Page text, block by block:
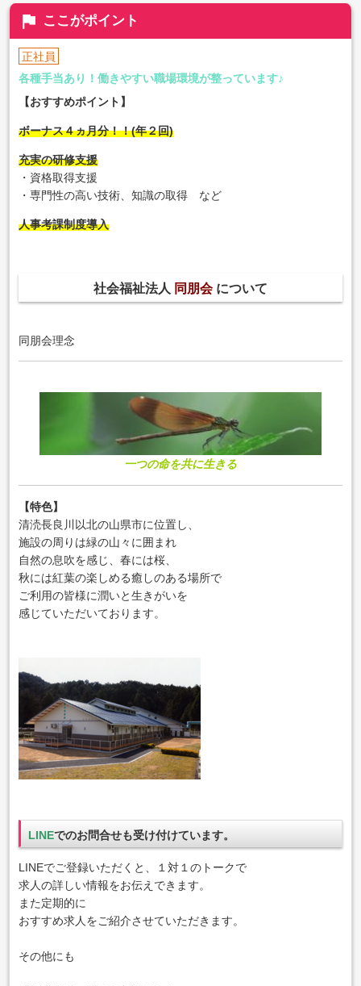
flag ここがポイント
正社員
各種手当あり！働きやすい職場環境が整っています♪
【おすすめポイント】
ボーナス４ヵ月分！！(年２回)
充実の研修支援
・資格取得支援
・専門性の高い技術、知識の取得 など
人事考課制度導入
社会福祉法人 同朋会について
同朋会理念
一つの命を共に生きる
【特色】
清涜長良川以北の山県市に位置し、
施設の周りは緑の山々に囲まれ
自然の息吹を感じ、春には桜、
秋には紅葉の楽しめる癒しのある場所で
ご利用の皆様に潤いと生きがいを
感じていただいております。
LINEでのお問合せも受け付けています。
LINEでご登録いただくと、１対１のトークで
求人の詳しい情報をお伝えできます。
また定期的に
おすすめ求人をご紹介させていただきます。
その他にも